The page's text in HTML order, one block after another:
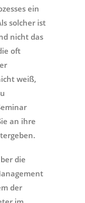
ein
solcher ist
nicht das
oft
weiß,
an ihre
die
der